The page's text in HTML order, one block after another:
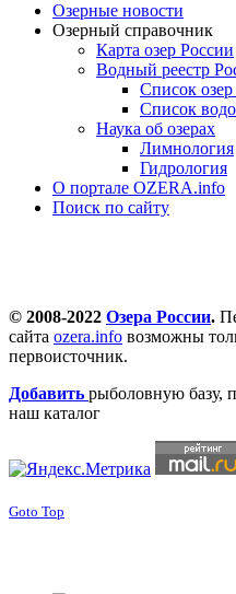
Озерные новости
Озерный справочник
Карта озер России
Водный реестр
Список
Список
Наука об озерах
Лимнология
Гидрология
О портале OZERA.info
Поиск по сайту
© 2008-2022 Озера России.
сайта ozera.info возможны
первоисточник.
Добавить рыболовную базу,
наш каталог
Goto Top